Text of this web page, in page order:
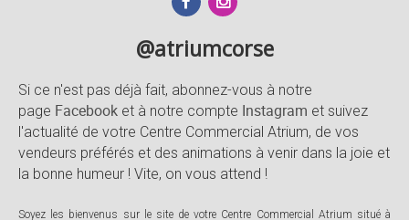
@atriumcorse
Si ce n'est pas déjà fait, abonnez-vous à notre
page Facebook et à notre compte Instagram et suivez
l'actualité de votre Centre Commercial Atrium, de vos
vendeurs préférés et des animations à venir dans la joie et
la bonne humeur ! Vite, on vous attend !
Soyez les bienvenus sur le site de votre Centre Commercial Atrium situé à